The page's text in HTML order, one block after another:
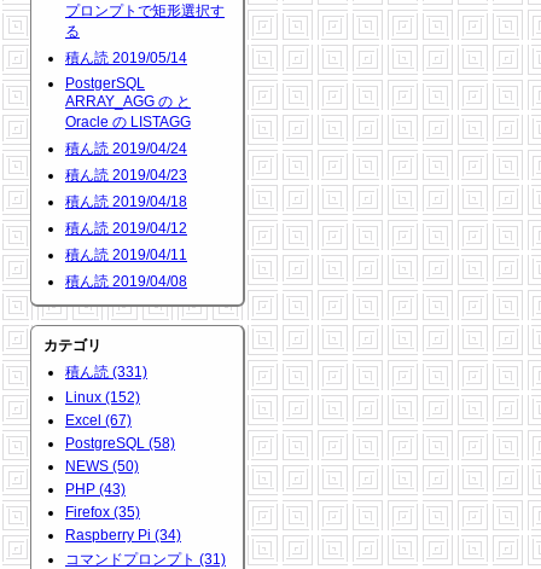
プロンプトで矩形選択す
る
積ん読 2019/05/14
PostgerSQL
ARRAY_AGG の と
Oracle の LISTAGG
積ん読 2019/04/24
積ん読 2019/04/23
積ん読 2019/04/18
積ん読 2019/04/12
積ん読 2019/04/11
積ん読 2019/04/08
カテゴリ
積ん読 (331)
Linux (152)
Excel (67)
PostgreSQL (58)
NEWS (50)
PHP (43)
Firefox (35)
Raspberry Pi (34)
コマンドプロンプト (31)